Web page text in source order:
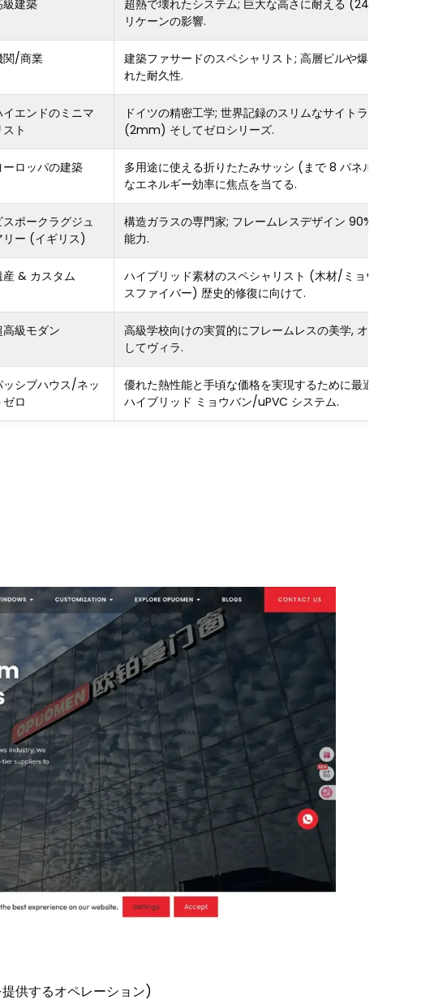
級建築
超熱で壊れたシステム; 巨大な高さに耐える (24′) そしてハ
リケーンの影響.
関/商業
建築ファサードのスペシャリスト; 高層ビルや爆風耐性に優
れた耐久性.
イエンドのミニマ
スト
ドイツの精密工学; 世界記録のスリムなサイトライン
(2mm) そしてゼロシリーズ.
ーロッパの建築
多用途に使える折りたたみサッシ (まで 8 パネル); 構造的
なエネルギー効率に焦点を当てる.
スポークラグジュ
リー (イギリス)
構造ガラスの専門家; フレームレスデザイン 90% 立面開口
能力.
産 & カスタム
ハイブリッド素材のスペシャリスト (木材/ミョウバン/グラ
スファイバー) 歴史的修復に向けて.
高級モダン
高級学校向けの実質的にフレームレスの美学, オフィス, そ
してヴィラ.
ッシブハウス/ネッ
ゼロ
優れた熱性能と手頃な価格を実現するために最適化された
ハイブリッド ミョウバン/uPVC システム.
供するオペレーション)